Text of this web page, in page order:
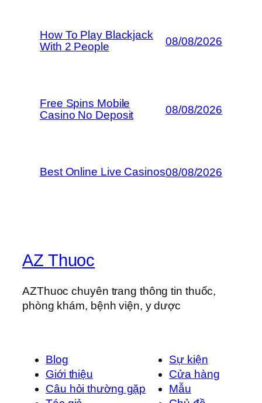
How To Play Blackjack
With 2 People
08/08/2026
Free Spins Mobile
Casino No Deposit
08/08/2026
Best Online Live Casinos08/08/2026
AZ Thuoc
AZThuoc chuyên trang thông tin thuốc,
phòng khám, bệnh viện, y dược
Blog
Giới thiệu
Câu hỏi thường gặp
Sự kiện
Cửa hàng
Mẫu